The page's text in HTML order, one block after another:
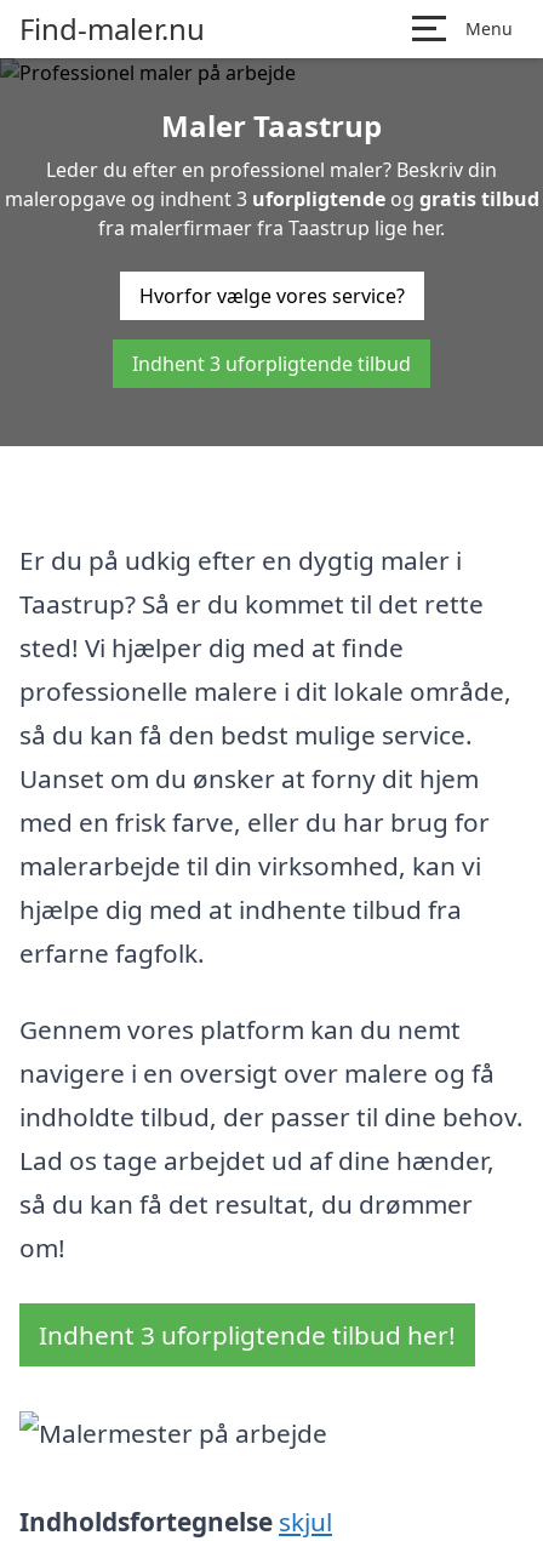
Find-maler.nu Menu
Maler Taastrup
Leder du efter en professionel maler? Beskriv din
maleropgave og indhent 3 uforpligtendeog gratis tilbud
fra malerfirmaer fra Taastrup lige her.
Hvorfor vælge vores service?
Indhent 3 uforpligtende tilbud
Er du på udkig efter en dygtig maler i
Taastrup? Så er du kommet til det rette
sted! Vi hjælper dig med at finde
professionelle malere i dit lokale område,
så du kan få den bedst mulige service.
Uanset om du ønsker at forny dit hjem
med en frisk farve, eller du har brug for
malerarbejde til din virksomhed, kan vi
hjælpe dig med at indhente tilbud fra
erfarne fagfolk.
Gennem vores platform kan du nemt
navigere i en oversigt over malere og få
indholdte tilbud, der passer til dine behov.
Lad os tage arbejdet ud af dine hænder,
så du kan få det resultat, du drømmer
om!
Indhent 3 uforpligtende tilbud her!
Indholdsfortegnelse skjul